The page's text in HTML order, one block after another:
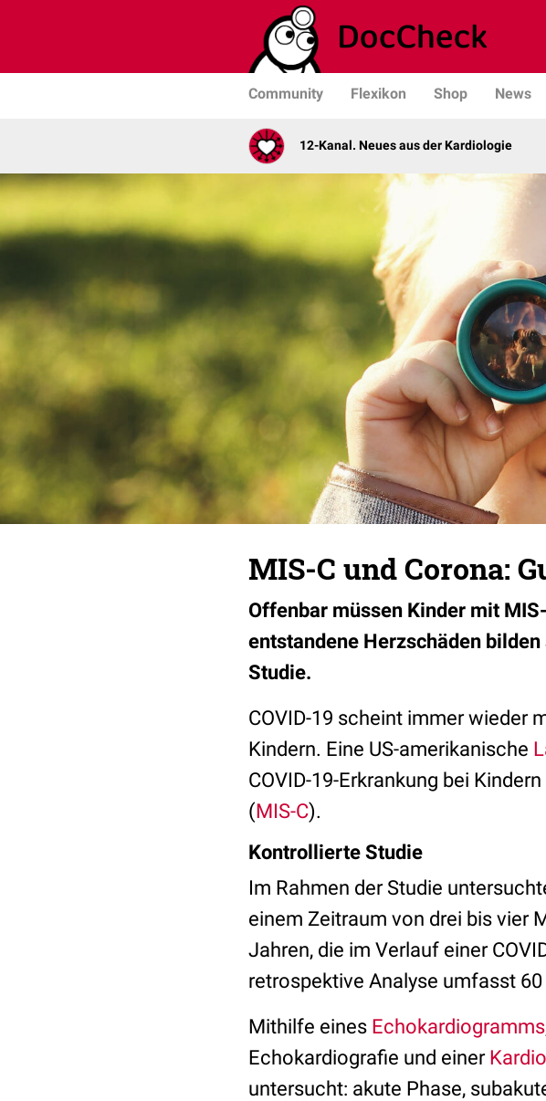
Community Flexikon Shop News
12-Kanal. Neues aus der Kardiologie
MIS-C und Corona:
Offenbar müssen Kinder mit
entstandene Herzschäden
Studie.
COVID-19 scheint immer wieder
Kindern. Eine US-amerikanische
COVID-19-Erkrankung bei
(MIS-C).
Kontrollierte Studie
Im Rahmen der Studie
einem Zeitraum von drei bis vier
Jahren, die im Verlauf einer
retrospektive Analyse umfasst
Mithilfe eines Echokardiogramms
Echokardiografie und einer
untersucht: akute Phase,